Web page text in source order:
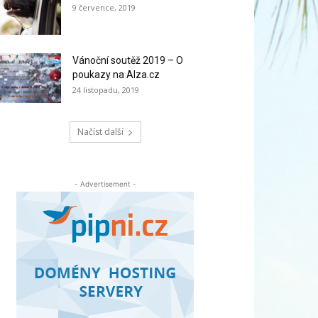
9 července, 2019
Vánoční soutěž 2019 – O
poukazy na Alza.cz
24 listopadu, 2019
Načíst další
- Advertisement -